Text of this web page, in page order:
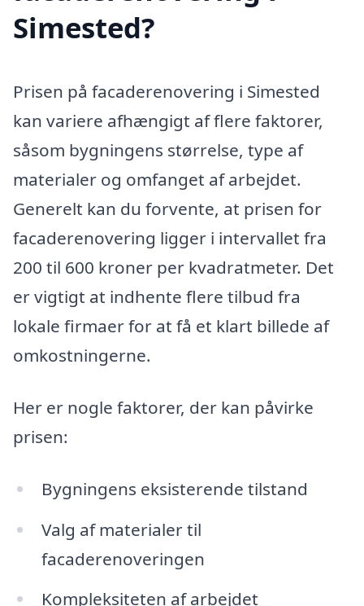
Simested?
Prisen på facaderenovering i Simested
kan variere afhængigt af flere faktorer,
såsom bygningens størrelse, type af
materialer og omfanget af arbejdet.
Generelt kan du forvente, at prisen for
facaderenovering ligger i intervallet fra
200 til 600 kroner per kvadratmeter. Det
er vigtigt at indhente flere tilbud fra
lokale firmaer for at få et klart billede af
omkostningerne.
Her er nogle faktorer, der kan påvirke
prisen:
Bygningens eksisterende tilstand
Valg af materialer til
facaderenoveringen
Kompleksiteten af arbejdet